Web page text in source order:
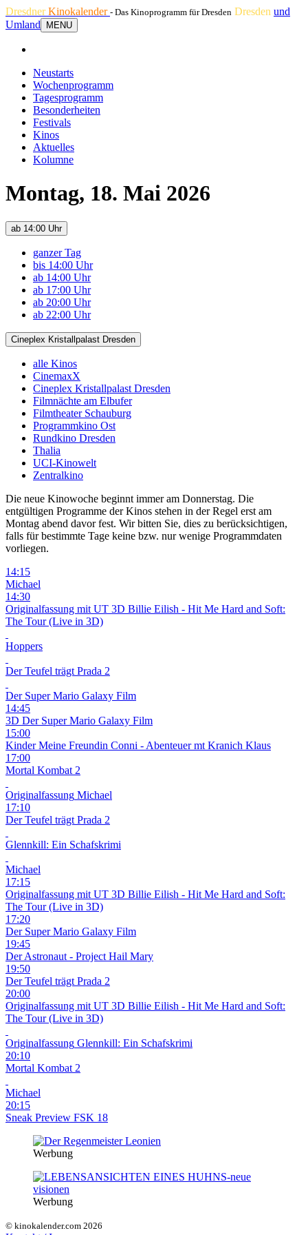
DresdnerKinokalender - Das Kinoprogramm für Dresden Dresden und
Umland
MENU
Neustarts
Wochenprogramm
Tagesprogramm
Besonderheiten
Festivals
Kinos
Aktuelles
Kolumne
Montag, 18. Mai 2026
ab 14:00 Uhr
ganzer Tag
bis 14:00 Uhr
ab 14:00 Uhr
ab 17:00 Uhr
ab 20:00 Uhr
ab 22:00 Uhr
Cineplex Kristallpalast Dresden
alle Kinos
CinemaxX
Cineplex Kristallpalast Dresden
Filmnächte am Elbufer
Filmtheater Schauburg
Programmkino Ost
Rundkino Dresden
Thalia
UCI-Kinowelt
Zentralkino
Die neue Kinowoche beginnt immer am Donnerstag. Die
entgültigen Programme der Kinos stehen in der Regel erst am
Montag abend davor fest. Wir bitten Sie, dies zu berücksichtigen,
falls für bestimmte Tage keine bzw. nur wenige Programmdaten
vorliegen.
14:15
Michael
14:30
Originalfassung mit UT 3D Billie Eilish - Hit Me Hard and Soft:
The Tour (Live in 3D)
Hoppers
Der Teufel trägt Prada 2
Der Super Mario Galaxy Film
14:45
3D Der Super Mario Galaxy Film
15:00
Kinder Meine Freundin Conni - Abenteuer mt Kranich Klaus
17:00
Mortal Kombat 2
Originalfassung Michael
17:10
Der Teufel trägt Prada 2
Glennkill: Ein Schafskrimi
Michael
17:15
Originalfassung mit UT 3D Billie Eilish - Hit Me Hard and Soft:
The Tour (Live in 3D)
17:20
Der Super Mario Galaxy Film
19:45
Der Astronaut - Project Hail Mary
19:50
Der Teufel trägt Prada 2
20:00
Originalfassung mit UT 3D Billie Eilish - Hit Me Hard and Soft:
The Tour (Live in 3D)
Originalfassung Glennkill: Ein Schafskrimi
20:10
Mortal Kombat 2
Michael
20:15
Sneak Preview FSK 18
Werbung
Werbung
© kinokalender.com 2026